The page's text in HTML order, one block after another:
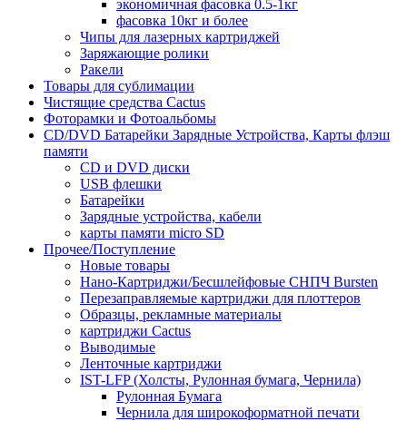
экономичная фасовка 0.5-1кг
фасовка 10кг и более
Чипы для лазерных картриджей
Заряжающие ролики
Ракели
Товары для сублимации
Чистящие средства Cactus
Фоторамки и Фотоальбомы
CD/DVD Батарейки Зарядные Устройства, Карты флэш
памяти
CD и DVD диски
USB флешки
Батарейки
Зарядные устройства, кабели
карты памяти micro SD
Прочее/Поступление
Новые товары
Нано-Картриджи/Бесшлейфовые СНПЧ Bursten
Перезаправляемые картриджи для плоттеров
Образцы, рекламные материалы
картриджи Cactus
Выводимые
Ленточные картриджи
IST-LFP (Холсты, Рулонная бумага, Чернила)
Рулонная Бумага
Чернила для широкоформатной печати